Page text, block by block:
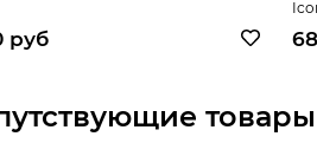
руб
товары